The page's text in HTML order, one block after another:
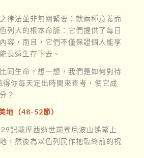
律法並非無關緊要；就兩種意義而
列人的根本命脈：它們提供了每日
容，而且，它們不僅保證個人能享
長遠生存下去。
同生命。想一想，我們是如何對待
得你每天定出時間來查考，使它成
？
地（48-52節）
記載摩西逝世前登尼波山遙望上
，然後為以色列民作祂臨終前的祝